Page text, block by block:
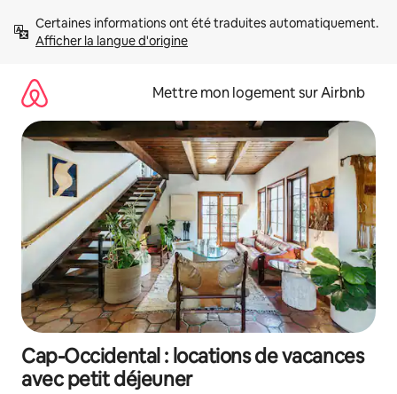
directement
Afficher la langue d'origine
Mettre mon logement sur Airbnb
Cap-Occidental : locations de vacances
avec petit déjeuner